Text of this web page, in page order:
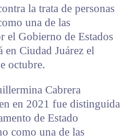
la trata de personas
una de las
el Gobierno de Estados
en Ciudad Juárez el
octubre.
Cabrera
en 2021 fue distinguida
de Estado
como una de las